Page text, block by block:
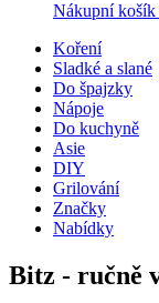
Nákupní košík
Koření
Sladké a slané
Do špajzky
Nápoje
Do kuchyně
Asie
DIY
Grilování
Značky
Nabídky
Bitz - ručně